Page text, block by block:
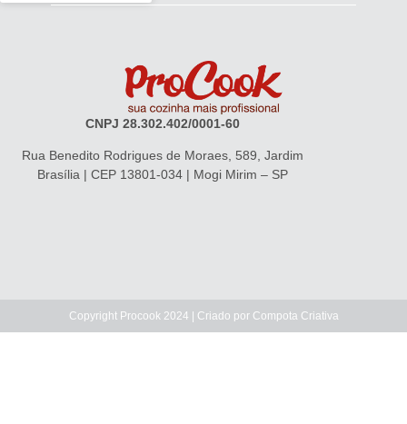
CNPJ 28.302.402/0001-60
Rua Benedito Rodrigues de Moraes, 589, Jardim
Brasília | CEP 13801-034 | Mogi Mirim – SP
Copyright Procook 2024 | Criado por Compota Criativa